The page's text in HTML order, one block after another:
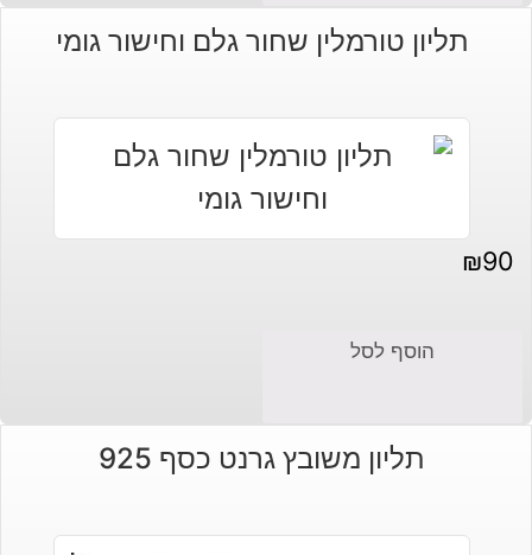
תליון טורמלין שחור גלם וחישור גומי
₪90
הוסף לסל
תליון משובץ גרנט כסף 925